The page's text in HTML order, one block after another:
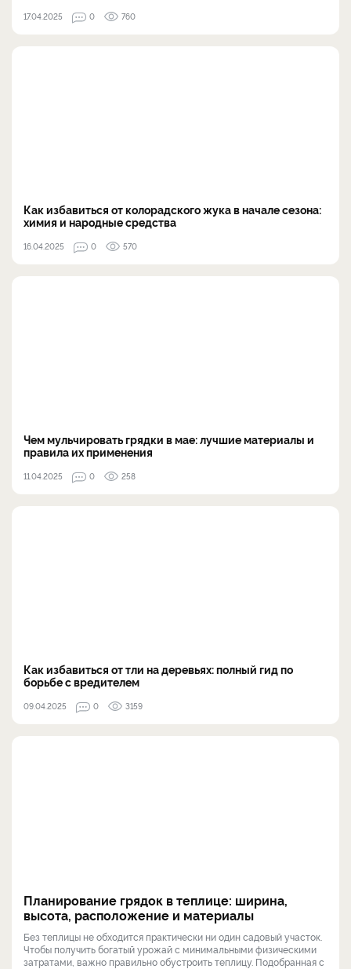
17.04.2025 0 760
Как избавиться от колорадского жука в начале сезона:
химия и народные средства
16.04.2025 0 570
Чем мульчировать грядки в мае: лучшие материалы и
правила их применения
11.04.2025 0 258
Как избавиться от тли на деревьях: полный гид по
борьбе с вредителем
09.04.2025 0 3159
Планирование грядок в теплице: ширина,
высота, расположение и материалы
Без теплицы не обходится практически ни один садовый участок.
Чтобы получить богатый урожай с минимальными физическими
затратами, важно правильно обустроить теплицу. Подобранная с